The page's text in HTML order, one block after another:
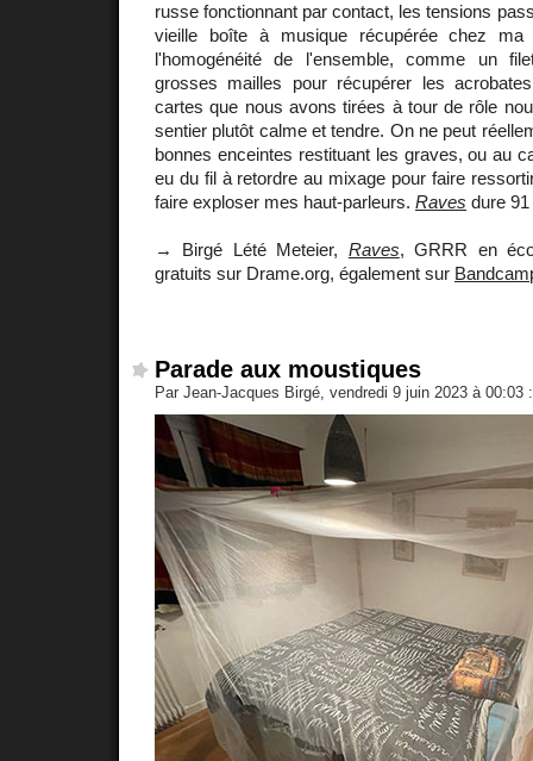
russe fonctionnant par contact, les tensions
vieille boîte à musique récupérée chez ma
l'homogénéité de l'ensemble, comme un
grosses mailles pour récupérer les
cartes que nous avons tirées à tour de rôle
sentier plutôt calme et tendre. On ne peut
bonnes enceintes restituant les graves, ou au
eu du fil à retordre au mixage pour faire
faire exploser mes haut-parleurs. Raves dure
→ Birgé Lété Meteier, Raves, GRRR en
gratuits sur Drame.org, également sur
Parade aux moustiques
Par Jean-Jacques Birgé, vendredi 9 juin 2023 à 00:03